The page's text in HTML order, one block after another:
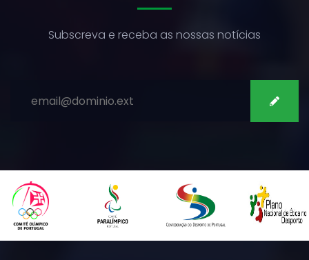
Subscreva e receba as nossas notícias